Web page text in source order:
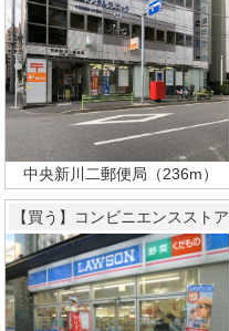
中央新川二郵便局（236m）
【買う】コンビニエンスストア